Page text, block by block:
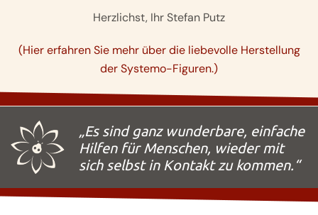
Herzlichst, Ihr Stefan Putz
(Hier erfahren Sie mehr über die liebevolle Herstellung
der Systemo-Figuren.)
„Es sind ganz wunderbare, einfache
Hilfen für Menschen, wieder mit
sich selbst in Kontakt zu kommen.“